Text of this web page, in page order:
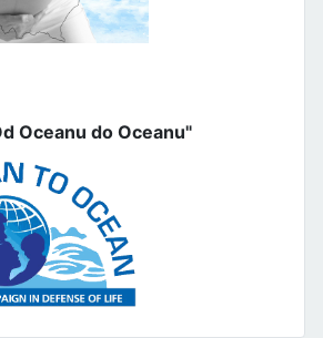
Oceanu do Oceanu"